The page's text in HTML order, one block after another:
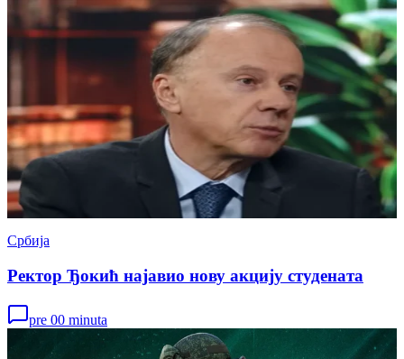
Србија
Ректор Ђокић најавио нову акцију студената
pre 00 minuta